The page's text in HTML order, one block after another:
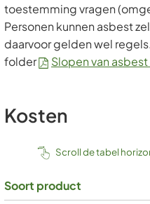
toestemming vragen
Personen kunnen asbest
daarvoor gelden wel
folder
Slopen van asbest
Kosten
Scroll de tabel
Soort product